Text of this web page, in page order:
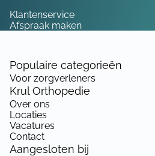
Klantenservice
Afspraak maken
Populaire categorieën
Voor zorgverleners
Krul Orthopedie
Over ons
Locaties
Vacatures
Contact
Aangesloten bij